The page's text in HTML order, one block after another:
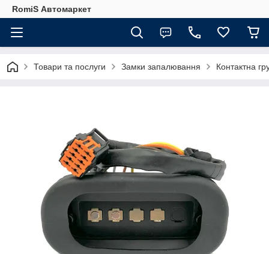
RomiS Автомаркет
Товари та послуги Замки запалювання Контактна